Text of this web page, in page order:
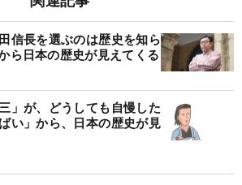
信長を選ぶのは歴史を知ら
ら日本の歴史が見えてくる
」が、どうしても自慢した
い」から、日本の歴史が見